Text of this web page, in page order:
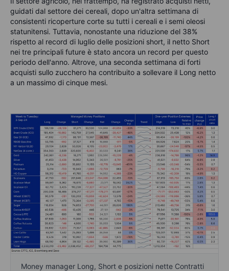
guidati dal settore dei cereali, dopo un'altra settimana di
consistenti ricoperture corte su tutti i cereali e i semi oleosi
statunitensi. Tuttavia, nonostante una riduzione del 38%
rispetto al record di luglio delle posizioni short, il netto Short
nei tre principali future è stato ancora un record per questo
periodo dell'anno. Altrove, una seconda settimana di forti
acquisti sullo zucchero ha contribuito a sollevare il Long netto
a un massimo di cinque mesi.
Money manager Long, Short e posizioni nette Contratti